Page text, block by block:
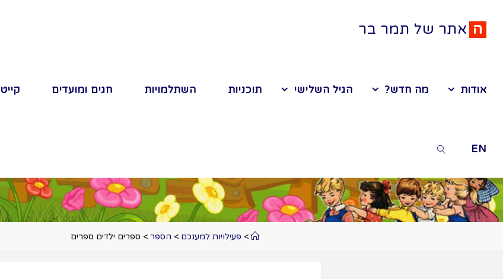
ה אתר של תמר בר
אודות מה חדש? הגיל השלישי תוכניות השתלמויות חגים ומועדים
EN
> פעילויות למענכם > הספר> ספרים ילדים ספרים